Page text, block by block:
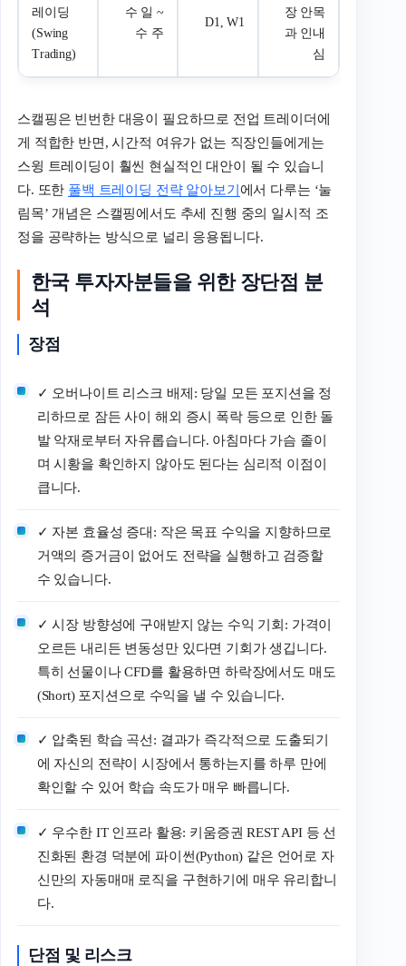
레이딩
(Swing
Trading)
수 일 ~
수 주
D1, W1
장 안목
과 인내
심
스캘핑은 빈번한 대응이 필요하므로 전업 트레이더에
게 적합한 반면, 시간적 여유가 없는 직장인들에게는
스윙 트레이딩이 훨씬 현실적인 대안이 될 수 있습니
다. 또한 풀백 트레이딩 전략 알아보기 에서 다루는 ‘눌
림목’ 개념은 스캘핑에서도 추세 진행 중의 일시적 조
정을 공략하는 방식으로 널리 응용됩니다.
한국 투자자분들을 위한 장단점 분
석
장점
✓ 오버나이트 리스크 배제: 당일 모든 포지션을 정
리하므로 잠든 사이 해외 증시 폭락 등으로 인한 돌
발 악재로부터 자유롭습니다. 아침마다 가슴 졸이
며 시황을 확인하지 않아도 된다는 심리적 이점이
큽니다.
✓ 자본 효율성 증대: 작은 목표 수익을 지향하므로
거액의 증거금이 없어도 전략을 실행하고 검증할
수 있습니다.
✓ 시장 방향성에 구애받지 않는 수익 기회: 가격이
오르든 내리든 변동성만 있다면 기회가 생깁니다.
특히 선물이나 CFD를 활용하면 하락장에서도 매도
(Short) 포지션으로 수익을 낼 수 있습니다.
✓ 압축된 학습 곡선: 결과가 즉각적으로 도출되기
에 자신의 전략이 시장에서 통하는지를 하루 만에
확인할 수 있어 학습 속도가 매우 빠릅니다.
✓ 우수한 IT 인프라 활용: 키움증권 REST API 등 선
진화된 환경 덕분에 파이썬(Python) 같은 언어로 자
신만의 자동매매 로직을 구현하기에 매우 유리합니
다.
단점 및 리스크